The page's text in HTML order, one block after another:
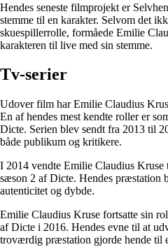
Hendes seneste filmprojekt er
stemme til en karakter. Selvom det
skuespillerrolle, formåede Emilie
karakteren til live med sin stemme.
Tv-serier
Udover film har Emilie Claudius
En af hendes mest kendte roller er
Dicte. Serien blev sendt fra 2013 til
både publikum og kritikere.
I 2014 vendte Emilie Claudius Kruse
sæson 2 af Dicte. Hendes præstation
autenticitet og dybde.
Emilie Claudius Kruse fortsatte sin
af Dicte i 2016. Hendes evne til at
troværdig præstation gjorde hende til